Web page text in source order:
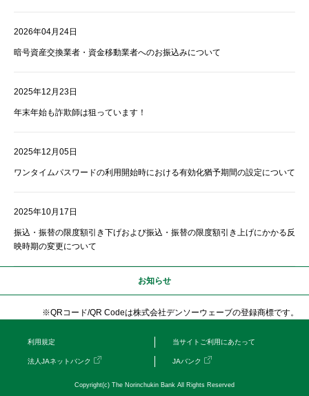
2026年04月24日
暗号資産交換業者・資金移動業者へのお振込みについて
2025年12月23日
年末年始も詐欺師は狙っています！
2025年12月05日
ワンタイムパスワードの利用開始時における有効化猶予期間の設定について
2025年10月17日
振込・振替の限度額引き下げおよび振込・振替の限度額引き上げにかかる反
映時期の変更について
お知らせ
※QRコード/QR Codeは株式会社デンソーウェーブの登録商標です。
利用規定 当サイトご利用にあたって
法人JAネットバンク JAバンク
Copyright(c) The Norinchukin Bank All Rights Reserved